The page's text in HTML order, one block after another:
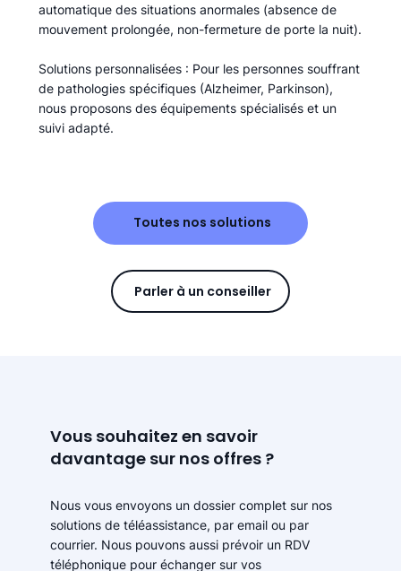
automatique des situations anormales (absence de
mouvement prolongée, non-fermeture de porte la nuit).
Solutions personnalisées : Pour les personnes souffrant
de pathologies spécifiques (Alzheimer, Parkinson),
nous proposons des équipements spécialisés et un
suivi adapté.
Toutes nos solutions
Parler à un conseiller
Vous souhaitez en savoir
davantage sur nos offres ?
Nous vous envoyons un dossier complet sur nos
solutions de téléassistance, par email ou par
courrier. Nous pouvons aussi prévoir un RDV
téléphonique pour échanger sur vos